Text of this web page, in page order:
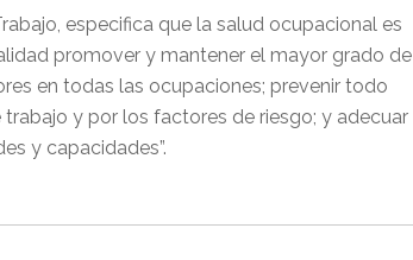
especifica que la salud ocupacional es
promover y mantener el mayor grado de
en todas las ocupaciones; prevenir todo
y por los factores de riesgo; y adecuar
y capacidades”.